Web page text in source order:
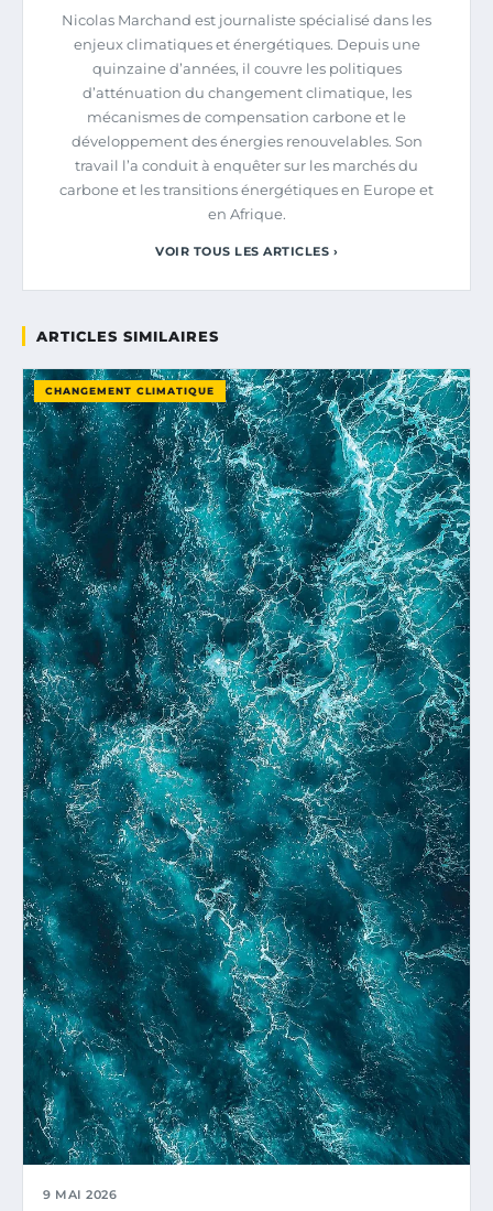
Nicolas Marchand est journaliste spécialisé dans les
enjeux climatiques et énergétiques. Depuis une
quinzaine d’années, il couvre les politiques
d’atténuation du changement climatique, les
mécanismes de compensation carbone et le
développement des énergies renouvelables. Son
travail l’a conduit à enquêter sur les marchés du
carbone et les transitions énergétiques en Europe et
en Afrique.
VOIR TOUS LES ARTICLES ›
ARTICLES SIMILAIRES
CHANGEMENT CLIMATIQUE
9 MAI 2026